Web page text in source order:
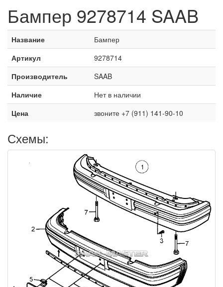
Бампер 9278714 SAAB
Название
Бампер
Артикул
9278714
Производитель
SAAB
Наличие
Нет в наличии
Цена
звоните +7 (911) 141-90-10
Схемы: